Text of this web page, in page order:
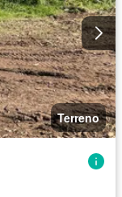
Terreno